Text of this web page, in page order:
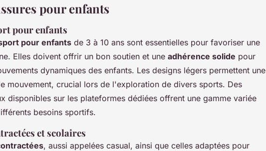
pour enfants
pour enfants
pour enfants de 3 à 10 ans sont essentielles pour favoriser une
Elles doivent offrir un bon soutien et une adhérence solide pour
dynamiques des enfants. Les designs légers permettent une
mouvement, crucial lors de l'exploration de divers sports. Des
disponibles sur les plateformes dédiées offrent une gamme variée
besoins sportifs.
et scolaires
, aussi appelées casual, ainsi que celles adaptées pour